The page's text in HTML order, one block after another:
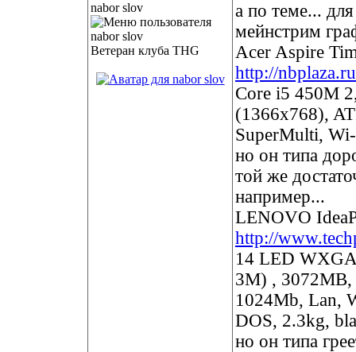
nabor slov
Ветеран клуба THG
а по теме...
мейнстрим
Acer Aspire
http://
Core i5 450M
(1366x768),
SuperMulti,
но он типа
той же
например...
LENOVO
http://
14 LED
3M) , 3072MB,
1024Mb, Lan,
DOS, 2.3kg,
но он типа